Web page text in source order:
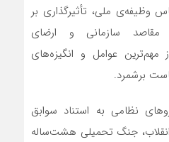
وظیفه‌ی ملی‌، تأثیر‌گذاری بر
مقاصد سازمانی و ارضای
عوامل و انگیزه‌های
برشمرد.
نظامی به استناد سوابق
جنگ تحمیلی هشت‌ساله